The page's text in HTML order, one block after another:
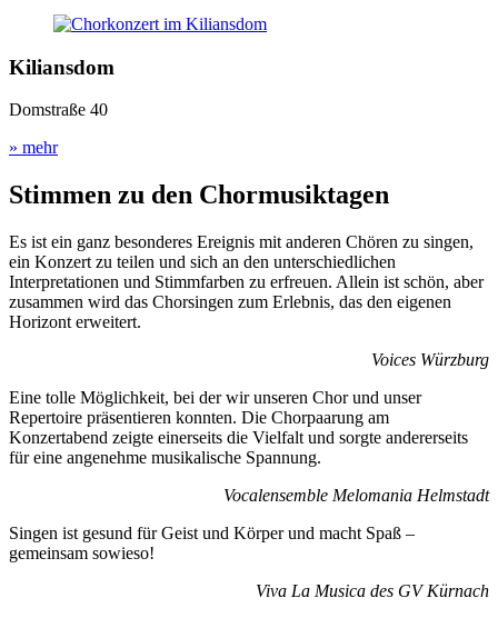
Kiliansdom
Domstraße 40
» mehr
Stimmen zu den Chormusiktagen
Es ist ein ganz besonderes Ereignis mit anderen Chören zu singen,
ein Konzert zu teilen und sich an den unterschiedlichen
Interpretationen und Stimmfarben zu erfreuen. Allein ist schön, aber
zusammen wird das Chorsingen zum Erlebnis, das den eigenen
Horizont erweitert.
Voices Würzburg
Eine tolle Möglichkeit, bei der wir unseren Chor und unser
Repertoire präsentieren konnten. Die Chorpaarung am
Konzertabend zeigte einerseits die Vielfalt und sorgte andererseits
für eine angenehme musikalische Spannung.
Vocalensemble Melomania Helmstadt
Singen ist gesund für Geist und Körper und macht Spaß –
gemeinsam sowieso!
Viva La Musica des GV Kürnach